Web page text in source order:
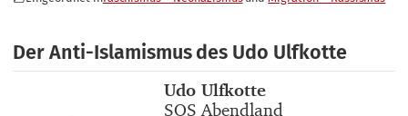
Der Anti-Islamismus des Udo Ulfkotte
Buchautor_innen
Udo Ulfkotte
Buchtitel
SOS Abendland